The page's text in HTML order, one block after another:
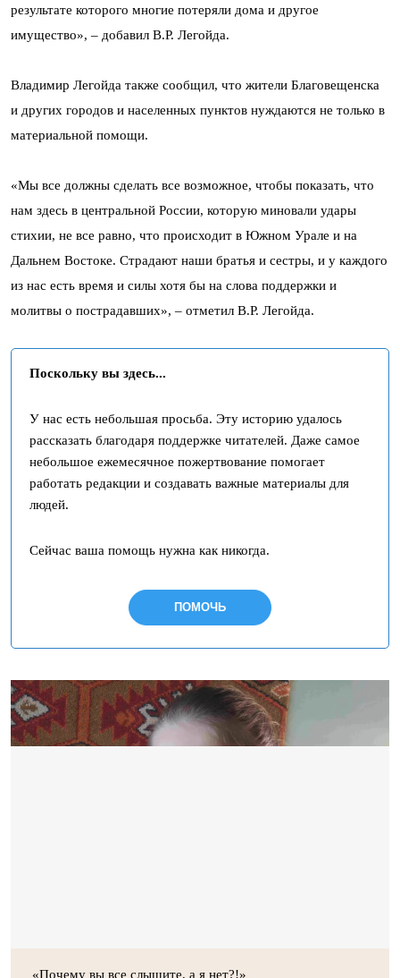
результате которого многие потеряли дома и другое
имущество», – добавил В.Р. Легойда.
Владимир Легойда также сообщил, что жители Благовещенска
и других городов и населенных пунктов нуждаются не только в
материальной помощи.
«Мы все должны сделать все возможное, чтобы показать, что
нам здесь в центральной России, которую миновали удары
стихии, не все равно, что происходит в Южном Урале и на
Дальнем Востоке. Страдают наши братья и сестры, и у каждого
из нас есть время и силы хотя бы на слова поддержки и
молитвы о пострадавших», – отметил В.Р. Легойда.
Поскольку вы здесь...
У нас есть небольшая просьба. Эту историю удалось
рассказать благодаря поддержке читателей. Даже самое
небольшое ежемесячное пожертвование помогает
работать редакции и создавать важные материалы для
людей.
Сейчас ваша помощь нужна как никогда.
ПОМОЧЬ
«Почему вы все слышите, а я нет?!»